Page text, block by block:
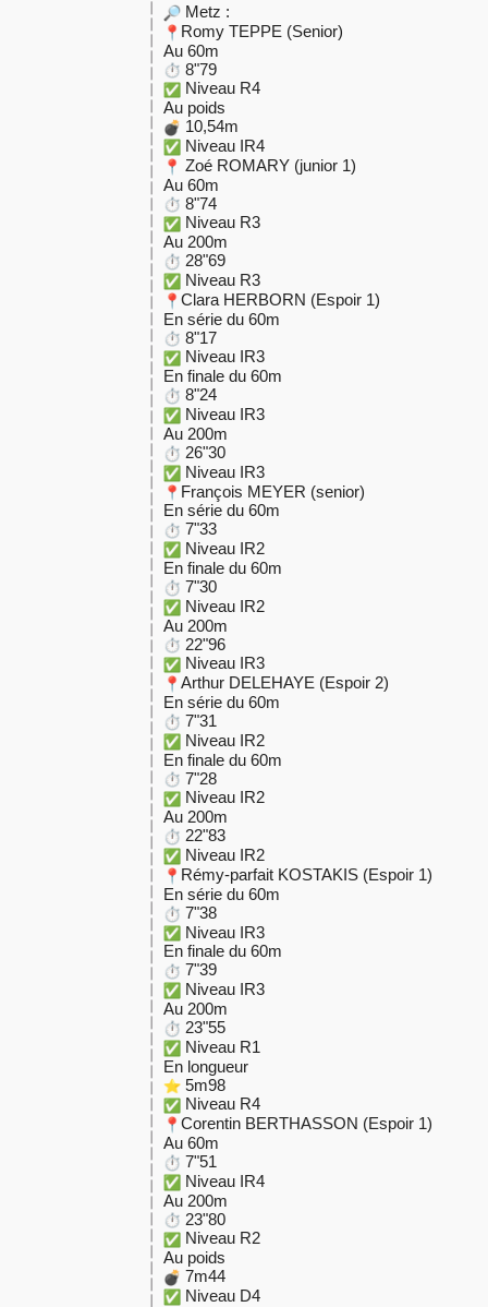
Metz :
Romy TEPPE (Senior)
Au 60m
8"79
Niveau R4
Au poids
10,54m
Niveau IR4
Zoé ROMARY (junior 1)
Au 60m
8"74
Niveau R3
Au 200m
28"69
Niveau R3
Clara HERBORN (Espoir 1)
En série du 60m
8"17
Niveau IR3
En finale du 60m
8"24
Niveau IR3
Au 200m
26"30
Niveau IR3
François MEYER (senior)
En série du 60m
7"33
Niveau IR2
En finale du 60m
7"30
Niveau IR2
Au 200m
22"96
Niveau IR3
Arthur DELEHAYE (Espoir 2)
En série du 60m
7"31
Niveau IR2
En finale du 60m
7"28
Niveau IR2
Au 200m
22"83
Niveau IR2
Rémy-parfait KOSTAKIS (Espoir 1)
En série du 60m
7"38
Niveau IR3
En finale du 60m
7"39
Niveau IR3
Au 200m
23"55
Niveau R1
En longueur
5m98
Niveau R4
Corentin BERTHASSON (Espoir 1)
Au 60m
7"51
Niveau IR4
Au 200m
23"80
Niveau R2
Au poids
7m44
Niveau D4